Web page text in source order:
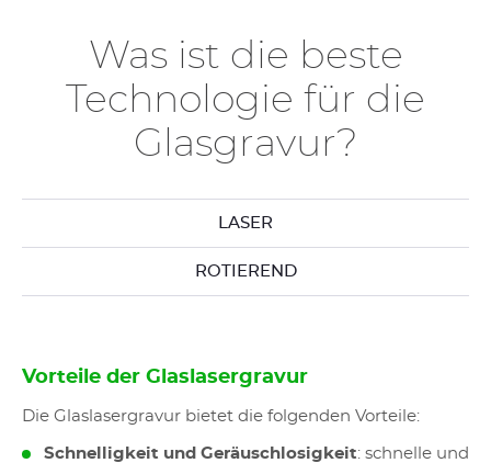
Was ist die beste
Technologie für die
Glasgravur?
LASER
ROTIEREND
Vorteile der Glaslasergravur
Die Glaslasergravur bietet die folgenden Vorteile:
Schnelligkeit und Geräuschlosigkeit: schnelle und